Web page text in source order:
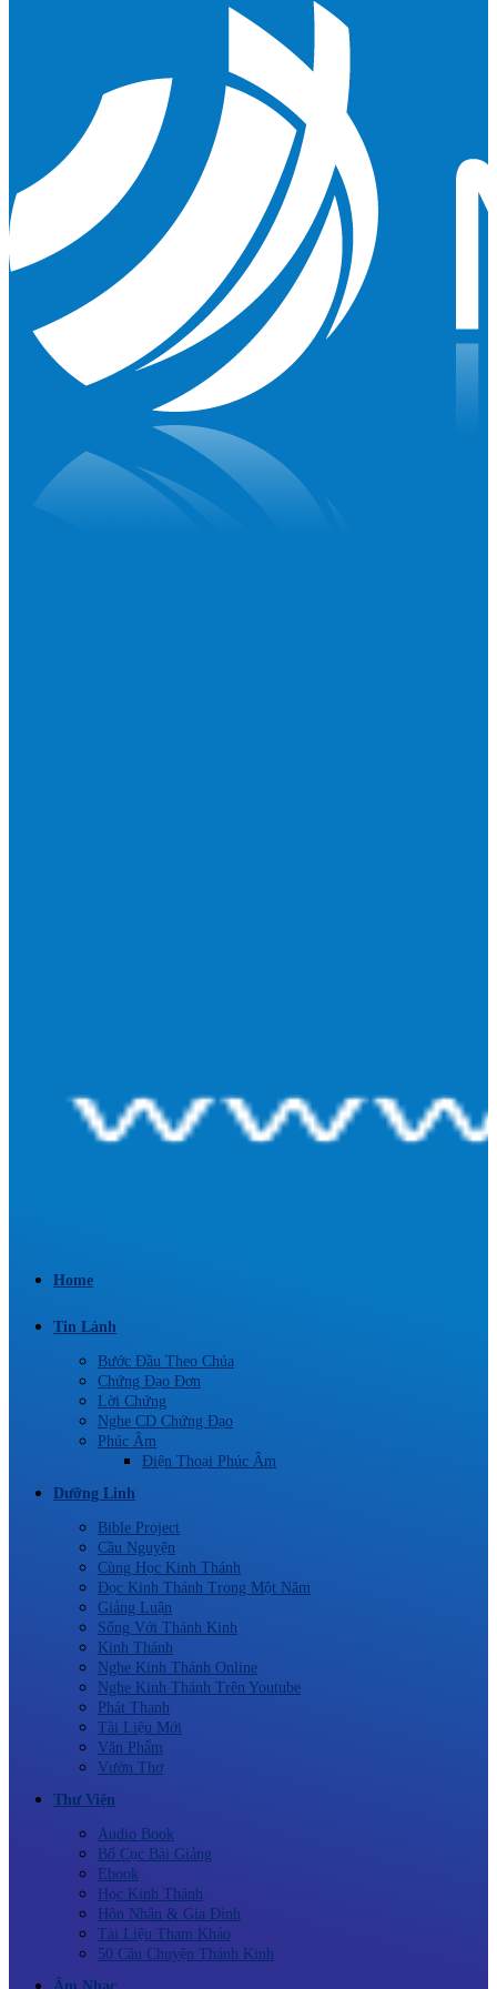
Home
Tin Lành
Bước Đầu Theo Chúa
Chứng Đạo Đơn
Lời Chứng
Nghe CD Chứng Đạo
Phúc Âm
Điện Thoại Phúc Âm
Dưỡng Linh
Bible Project
Cầu Nguyện
Cùng Học Kinh Thánh
Đọc Kinh Thánh Trong Một Năm
Giảng Luận
Sống Với Thánh Kinh
Kinh Thánh
Nghe Kinh Thánh Online
Nghe Kinh Thánh Trên Youtube
Phát Thanh
Tài Liệu Mới
Văn Phẩm
Vườn Thơ
Thư Viện
Audio Book
Bố Cục Bài Giảng
Ebook
Học Kinh Thánh
Hôn Nhân & Gia Đình
Tài Liệu Tham Khảo
50 Câu Chuyện Thánh Kinh